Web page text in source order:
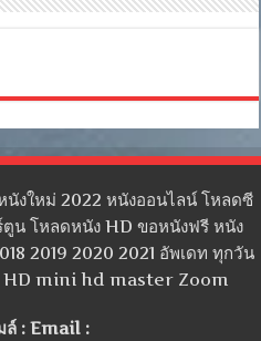
งใหม่ 2022 หนังออนไลน์ โหลดซี
น โหลดหนัง HD ขอหนังฟรี หนัง
2019 2020 2021 อัพเดท ทุกวัน
HD mini hd master Zoom
ล์ : Email :